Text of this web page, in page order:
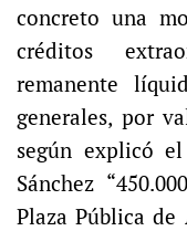
concreto una
créditos
remanente
generales, por
según explicó
Sánchez
Plaza Pública de